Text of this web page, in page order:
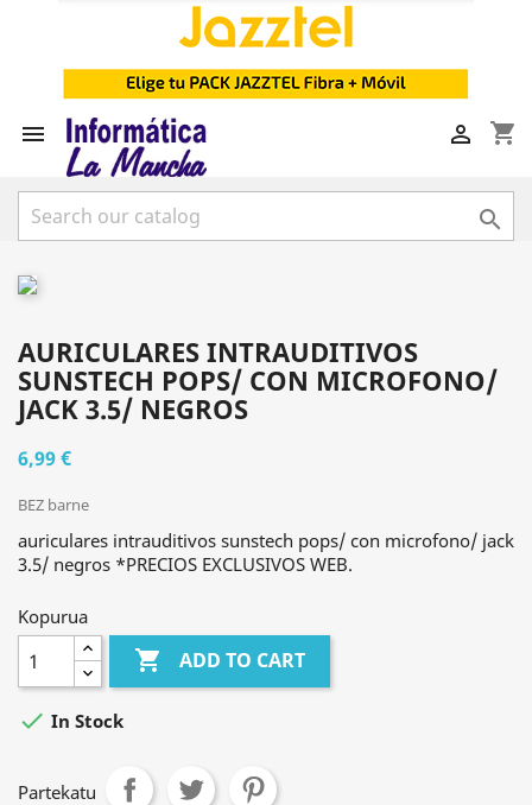
 shopping_cart


AURICULARES INTRAUDITIVOS
SUNSTECH POPS/ CON MICROFONO/
JACK 3.5/ NEGROS
6,99 €
BEZ barne
auriculares intrauditivos sunstech pops/ con microfono/ jack
3.5/ negros *PRECIOS EXCLUSIVOS WEB.
Kopurua
 ADD TO CART
 In Stock
Partekatu